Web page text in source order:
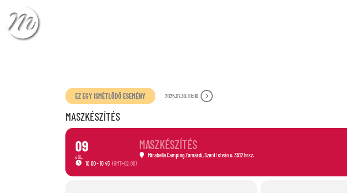
EZ EGY ISMÉTLŐDŐ ESEMÉNY 2026.07.30. 10:00
MASZKÉSZÍTÉS
09
JÚL.
10:00 - 10:45 (GMT+02:00)
MASZKÉSZÍTÉS
Mirabella Camping Zamárdi , Szent István u. 3512 hrsz.